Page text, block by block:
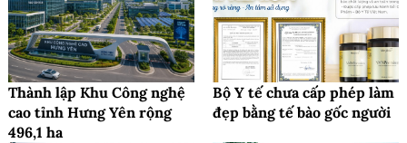
Thành lập Khu Công nghệ
cao tỉnh Hưng Yên rộng
496,1 ha
Bộ Y tế chưa cấp phép làm
đẹp bằng tế bào gốc người